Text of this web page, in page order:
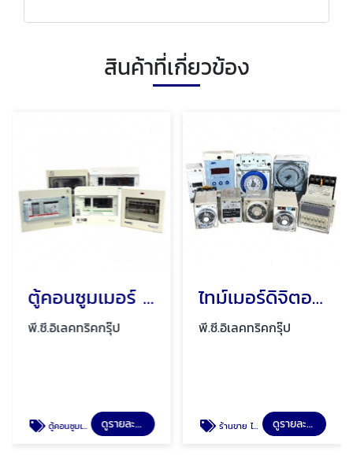
สินค้าที่เกี่ยวข้อง
ตู้คอนซูมเมอร์ ตู้ไฟ ตู้โหลดเซ็นเตอร์ พัทยา ชลบุรี
พี.ซี.อิเลคทริคกรุ๊ป
ตู้คอนซูมเมอร์ ตู้ไฟ ตู้โหลดเซ็นเตอร์ พัทยา ชลบุรี ดูรายละเอียด
ไทม์เมอร์ดิจิตอล พัทยา ชลบุรี
พี.ซี.อิเลคทริคกรุ๊ป
ร้านขาย ไทม์เมอร์ดิจิตอล พัทยา ชลบุรี ดูรายละเอียด